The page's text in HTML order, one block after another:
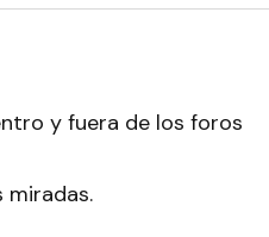
miradas.